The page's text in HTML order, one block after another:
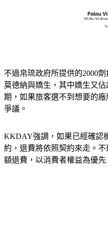
不過帛琉政府所提供的2000
莫德納與嬌生，其中嬌生又
期，如果旅客選不到想要的
爭議。
KKDAY強調，如果已經確認
約，退費將依照契約來走。
額退費，以消費者權益為優先